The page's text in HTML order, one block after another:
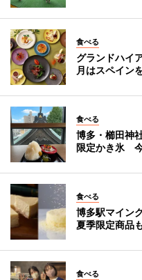
食べる
グランドハイ
月はスペイン
食べる
博多・櫛田神
限定かき氷
食べる
博多駅マイン
夏季限定商品
食べる